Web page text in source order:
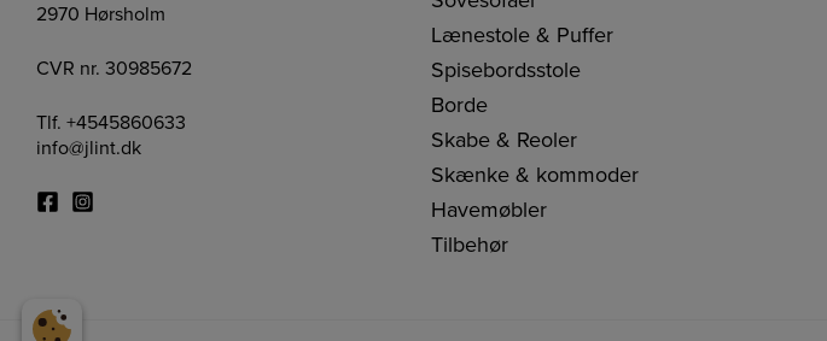
2970 Hørsholm
CVR nr. 30985672
Tlf. +4545860633
info@jlint.dk
Lænestole & Puffer
Spisebordsstole
Borde
Skabe & Reoler
Skænke & kommoder
Havemøbler
Tilbehør